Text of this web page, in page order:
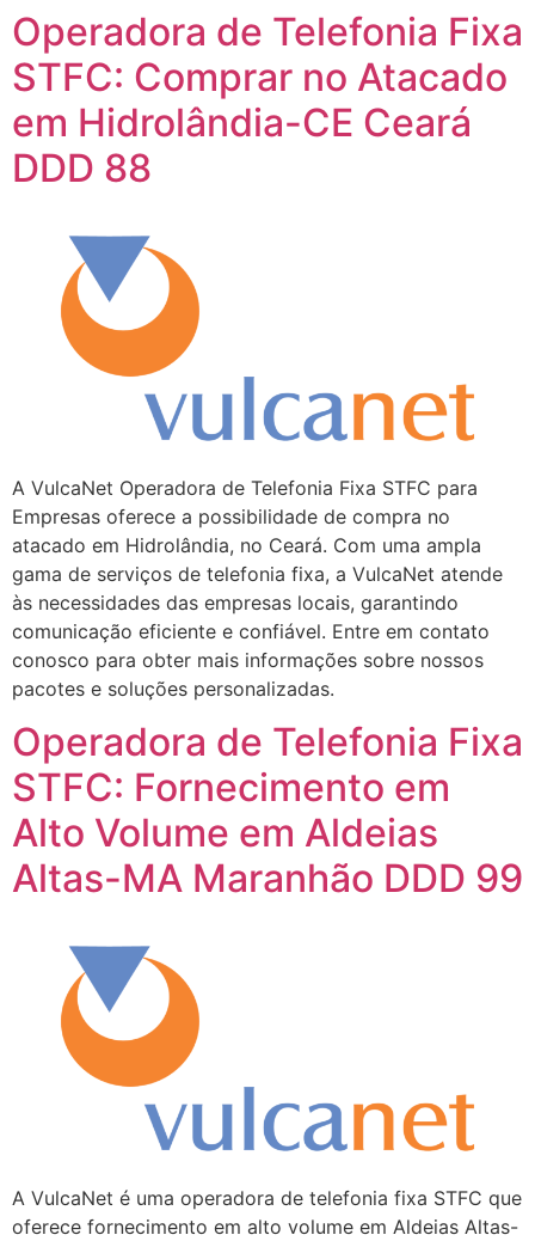
Operadora de Telefonia Fixa
STFC: Comprar no Atacado
em Hidrolândia-CE Ceará
DDD 88
A VulcaNet Operadora de Telefonia Fixa STFC para
Empresas oferece a possibilidade de compra no
atacado em Hidrolândia, no Ceará. Com uma ampla
gama de serviços de telefonia fixa, a VulcaNet atende
às necessidades das empresas locais, garantindo
comunicação eficiente e confiável. Entre em contato
conosco para obter mais informações sobre nossos
pacotes e soluções personalizadas.
Operadora de Telefonia Fixa
STFC: Fornecimento em
Alto Volume em Aldeias
Altas-MA Maranhão DDD 99
A VulcaNet é uma operadora de telefonia fixa STFC que
oferece fornecimento em alto volume em Aldeias Altas-